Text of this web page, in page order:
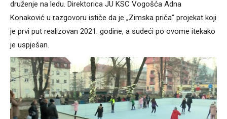
druženje na ledu. Direktorica JU KSC Vogošća Adna
Konaković u razgovoru ističe da je „Zimska priča“ projekat koji
je prvi put realizovan 2021. godine, a sudeći po ovome itekako
je uspješan.